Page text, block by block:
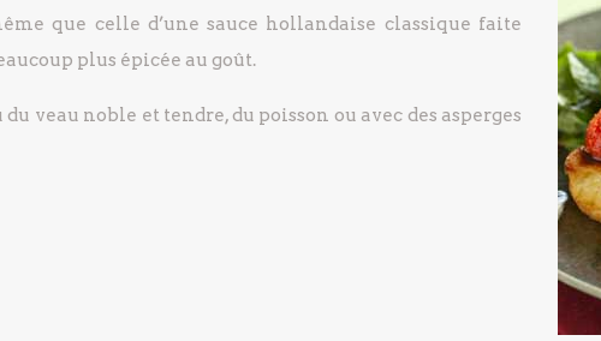
que celle d’une sauce hollandaise classique faite
plus épicée au goût.
veau noble et tendre, du poisson ou avec des asperges